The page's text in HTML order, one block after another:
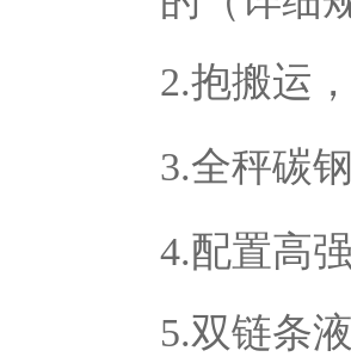
2.抱搬运
3.全秤碳
4.配置高
5.双链条